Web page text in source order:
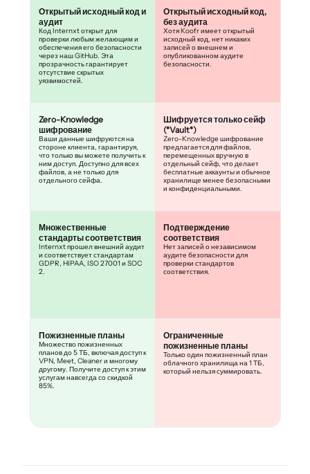
Открытый исходный код и
аудит
Код Internxt открыт для
проверки любым желающим и
обеспечения его безопасности
через наш GitHub. Эта
прозрачность гарантирует
отсутствие скрытых
уязвимостей.
Zero-Knowledge
шифрование
Ваши данные шифруются на
стороне клиента, гарантируя,
что только вы можете получить к
ним доступ. Доступно для всех
файлов, а не только для
отдельного сейфа.
Множественные
стандарты соответствия
Internxt прошел внешний аудит
и соответствует стандартам
GDPR, HIPAA, ISO 27001 и SOC
2.
Пожизненные планы
Множество пожизненных
планов до 5 ТБ, включая доступ к
VPN, Meet, Cleaner и многому
другому. Получите доступ к этим
услугам навсегда со скидкой
85%.
Открытый исходный код,
без аудита
Хотя Koofr имеет открытый
исходный код, нет никаких
записей о внешнем и
опубликованном аудите
безопасности.
Шифруется только сейф
(*Vault*)
Zero-Knowledge шифрование
предлагается для файлов,
перемещенных вручную в
отдельный сейф, что делает
бесплатные аккаунты и обычное
хранилище менее безопасными
и конфиденциальными.
Подтверждение
соответствия
Нет записей о независимом
аудите безопасности для
проверки стандартов
соответствия.
Ограниченные
пожизненные планы
Только один пожизненный план
облачного хранилища на 1 ТБ,
который нельзя суммировать.